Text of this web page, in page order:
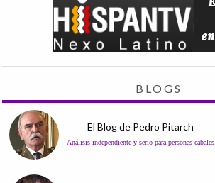
BLOGS
El Blog de Pedro Pitarch
Análisis independiente y serio para personas cabales